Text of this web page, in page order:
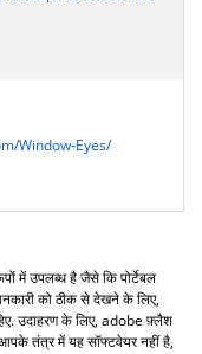
Window-Eyes/
में उपलब्ध है जैसे कि पोर्टेबल
को ठीक से देखने के लिए,
उदाहरण के लिए, adobe फ़्लैश
तंत्र में यह सॉफ्टवेयर नहीं है,